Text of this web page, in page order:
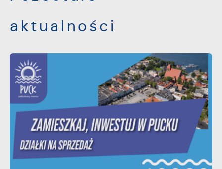
aktualności
pośredników prezentujących nasze treści w
mediów społecznościowych.